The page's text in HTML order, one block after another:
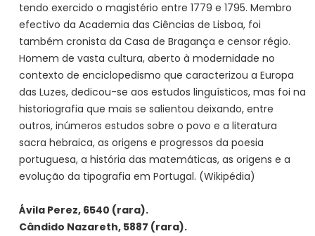
tendo exercido o magistério entre 1779 e 1795. Membro
efectivo da Academia das Ciências de Lisboa, foi
também cronista da Casa de Bragança e censor régio.
Homem de vasta cultura, aberto à modernidade no
contexto de enciclopedismo que caracterizou a Europa
das Luzes, dedicou-se aos estudos linguísticos, mas foi na
historiografia que mais se salientou deixando, entre
outros, inúmeros estudos sobre o povo e a literatura
sacra hebraica, as origens e progressos da poesia
portuguesa, a história das matemáticas, as origens e a
evolução da tipografia em Portugal. (Wikipédia)
Ávila Perez, 6540 (rara).
Cândido Nazareth, 5887 (rara).